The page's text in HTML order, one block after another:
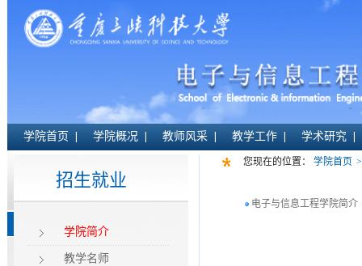
学院首页 学院概况 教师风采 教学工作 学术研究
招生就业
学院简介
教学名师
您现在的位置： 学院首页
电子与信息工程学院简介